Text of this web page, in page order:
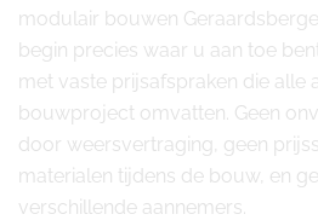
modulair bouwen
begin precies waar u aan toe
met vaste prijsafspraken die alle
bouwproject omvatten. Geen
door weersvertraging, geen
materialen tijdens de bouw, en
verschillende aannemers.